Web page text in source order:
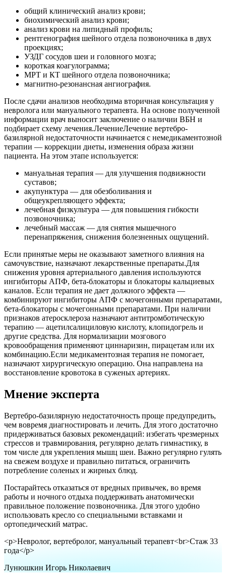
общий клинический анализ крови;
биохимический анализ крови;
анализ крови на липидный профиль;
рентгенография шейного отдела позвоночника в двух
проекциях;
УЗДГ сосудов шеи и головного мозга;
короткая коагулограмма;
МРТ и КТ шейного отдела позвоночника;
магнитно-резонансная ангиография.
После сдачи анализов необходима вторичная консультация у
невролога или мануального терапевта. На основе полученной
информации врач выносит заключение о наличии ВБН и
подбирает схему лечения.ЛечениеЛечение вертебро-
базилярной недостаточности начинается с немедикаментозной
терапии — коррекции диеты, изменения образа жизни
пациента. На этом этапе используется:
мануальная терапия — для улучшения подвижности
суставов;
акупунктура — для обезболивания и
общеукрепляющего эффекта;
лечебная физкультура — для повышения гибкости
позвоночника;
лечебный массаж — для снятия мышечного
перенапряжения, снижения болезненных ощущений.
Если принятые меры не оказывают заметного влияния на
самочувствие, назначают лекарственные препараты.Для
снижения уровня артериального давления используются
ингибиторы АПФ, бета-блокаторы и блокаторы кальциевых
каналов. Если терапия не дает должного эффекта —
комбинируют ингибиторы АПФ с мочегонными препаратами,
бета-блокаторы с мочегонными препаратами. При наличии
признаков атеросклероза назначают антитромботическую
терапию — ацетилсалициловую кислоту, клопидогрель и
другие средства. Для нормализации мозгового
кровообращения применяют циннаризин, пирацетам или их
комбинацию.Если медикаментозная терапия не помогает,
назначают хирургическую операцию. Она направлена на
восстановление кровотока в суженых артериях.
Мнение эксперта
Вертебро-базилярную недостаточность проще предупредить,
чем вовремя диагностировать и лечить. Для этого достаточно
придерживаться базовых рекомендаций: избегать чрезмерных
стрессов и травмирования, регулярно делать гимнастику, в
том числе для укрепления мышц шеи. Важно регулярно гулять
на свежем воздухе и правильно питаться, ограничить
потребление соленых и жирных блюд.
Постарайтесь отказаться от вредных привычек, во время
работы и ночного отдыха поддерживать анатомически
правильное положение позвоночника. Для этого удобно
использовать кресло со специальными вставками и
ортопедический матрас.
<p>Невролог, вертебролог, мануальный терапевт<br>Стаж 33
года</p>
Лунюшкин Игорь Николаевич